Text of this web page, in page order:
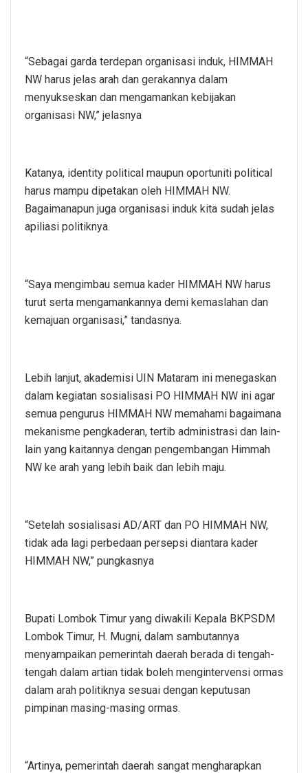
“Sebagai garda terdepan organisasi induk, HIMMAH
NW harus jelas arah dan gerakannya dalam
menyukseskan dan mengamankan kebijakan
organisasi NW,” jelasnya
Katanya, identity political maupun oportuniti political
harus mampu dipetakan oleh HIMMAH NW.
Bagaimanapun juga organisasi induk kita sudah jelas
apiliasi politiknya.
“Saya mengimbau semua kader HIMMAH NW harus
turut serta mengamankannya demi kemaslahan dan
kemajuan organisasi,” tandasnya.
Lebih lanjut, akademisi UIN Mataram ini menegaskan
dalam kegiatan sosialisasi PO HIMMAH NW ini agar
semua pengurus HIMMAH NW memahami bagaimana
mekanisme pengkaderan, tertib administrasi dan lain-
lain yang kaitannya dengan pengembangan Himmah
NW ke arah yang lebih baik dan lebih maju.
“Setelah sosialisasi AD/ART dan PO HIMMAH NW,
tidak ada lagi perbedaan persepsi diantara kader
HIMMAH NW,” pungkasnya
Bupati Lombok Timur yang diwakili Kepala BKPSDM
Lombok Timur, H. Mugni, dalam sambutannya
menyampaikan pemerintah daerah berada di tengah-
tengah dalam artian tidak boleh mengintervensi ormas
dalam arah politiknya sesuai dengan keputusan
pimpinan masing-masing ormas.
“Artinya, pemerintah daerah sangat mengharapkan